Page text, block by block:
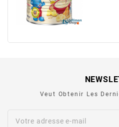
Veut Obtenir Les